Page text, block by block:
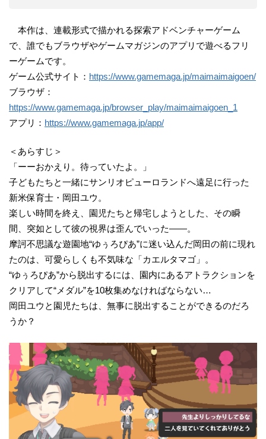
本作は、連載形式で描かれる探索アドベンチャーゲーム
で、誰でもブラウザやゲームマガジンのアプリで遊べるフリ
ーゲームです。
ゲーム公式サイト： https://www.gamemaga.jp/maimaimaigoen/
ブラウザ：
https://www.gamemaga.jp/browser_play/maimaimaigoen_1
アプリ： https://www.gamemaga.jp/app/
＜あらすじ＞
「ーーおかえり。待っていたよ。」
子どもたちと一緒にサンリオピューロランドへ遠足に行った
新米保育士・岡田ユウ。
楽しい時間を終え、園児たちと帰宅しようとした、その瞬
間、突如として彼の視界は歪んでいった――。
摩訶不思議な遊園地“ゆぅろぴあ”に迷い込んだ岡田の前に現れ
たのは、可愛らしくも不気味な「カエルタマゴ」。
“ゆぅろぴあ”から脱出するには、園内にあるアトラクションを
クリアして“メダル”を10枚集めなければならない…
岡田ユウと園児たちは、無事に脱出することができるのだろ
うか？